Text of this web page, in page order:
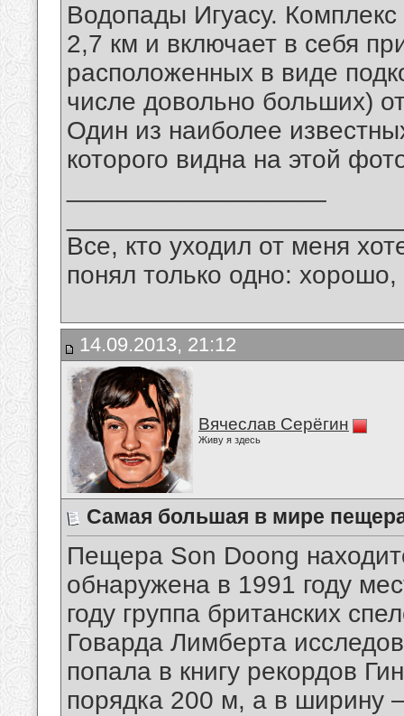
Водопады Игуасу.
2,7 км и включает в себя
расположенных в виде
числе довольно больших)
Один из наиболее
которого видна на этой
Все, кто уходил от меня
понял только одно:
14.09.2013, 21:12
Вячеслав Серёгин
Живу я здесь
Самая большая в мире
Пещера Son Doong
обнаружена в 1991 году
году группа британских
Говарда Лимберта
попала в книгу рекордов
порядка 200 м, а в ширину